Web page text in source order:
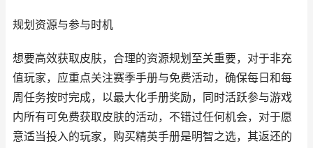
规划资源与参与时机
想要高效获取皮肤，合理的资源规划至关重要，对于非充
值玩家，应重点关注赛季手册与免费活动，确保每日和每
周任务按时完成，以最大化手册奖励，同时活跃参与游戏
内所有可免费获取皮肤的活动，不错过任何机会，对于愿
意适当投入的玩家，购买精英手册是明智之选，其返还的